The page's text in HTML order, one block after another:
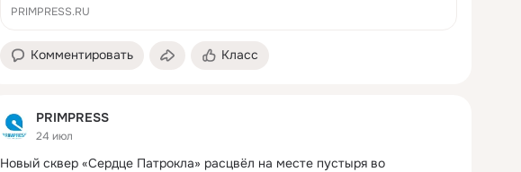
PRIMPRESS.RU
Комментировать Класс
PRIMPRESS
24 июл
Новый сквер «Сердце Патрокла» расцвёл на месте пустыря во